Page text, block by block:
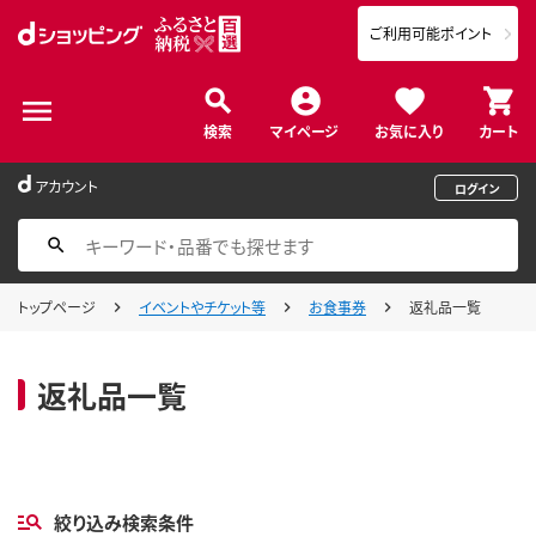
検索 マイページ お気に入り カート
ご利用可能ポイント
アカウント ログイン
トップページ イベントやチケット等 お食事券 返礼品一覧
返礼品一覧
絞り込み検索条件